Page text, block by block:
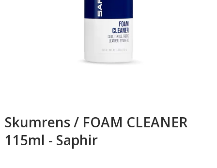
Skumrens / FOAM CLEANER
115ml - Saphir